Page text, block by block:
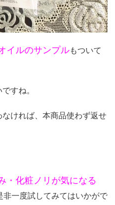
イルのサンプルもついて
すね。
ければ、本商品使わず返せ
・化粧ノリが気になる
非一度試してみてはいかがで